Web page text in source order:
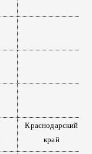
Краснодарский
край